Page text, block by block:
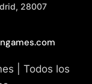
28007
| Todos los